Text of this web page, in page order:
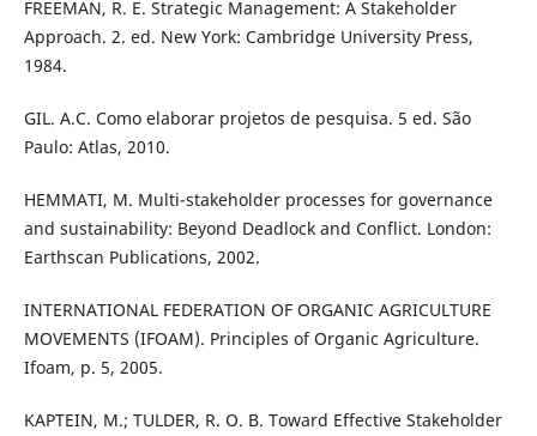
FREEMAN, R. E. Strategic Management: A Stakeholder
Approach. 2. ed. New York: Cambridge University Press,
1984.
GIL. A.C. Como elaborar projetos de pesquisa. 5 ed. São
Paulo: Atlas, 2010.
HEMMATI, M. Multi-stakeholder processes for governance
and sustainability: Beyond Deadlock and Conflict. London:
Earthscan Publications, 2002.
INTERNATIONAL FEDERATION OF ORGANIC AGRICULTURE
MOVEMENTS (IFOAM). Principles of Organic Agriculture.
Ifoam, p. 5, 2005.
KAPTEIN, M.; TULDER, R. O. B. Toward Effective Stakeholder